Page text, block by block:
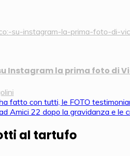
Instagram la prima foto di
fatto con tutti, le FOTO
Amici 22 dopo la gravidanza e le
al tartufo